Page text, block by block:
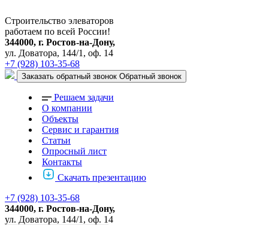
Строительство элеваторов
работаем по всей России!
344000, г. Ростов-на-Дону,
ул. Доватора, 144/1, оф. 14
+7 (928) 103-35-68
Заказать обратный звонок Обратный звонок
Решаем задачи
О компании
Объекты
Сервис и гарантия
Статьи
Опросный лист
Контакты
Скачать презентацию
+7 (928) 103-35-68
344000, г. Ростов-на-Дону,
ул. Доватора, 144/1, оф. 14